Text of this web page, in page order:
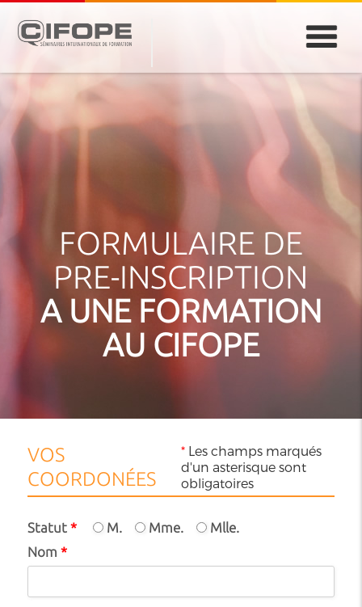
ABIDJAN
ATLANTA
CASABLANCA
JEDDAH
MONTREAL
FORMULAIRE DE
PRE-INSCRIPTION
A UNE FORMATION
AU CIFOPE
VOS
COORDONÉES
*Les champs marqués
d'un asterisque sont
obligatoires
Statut * M. Mme.
Mlle.
Nom *